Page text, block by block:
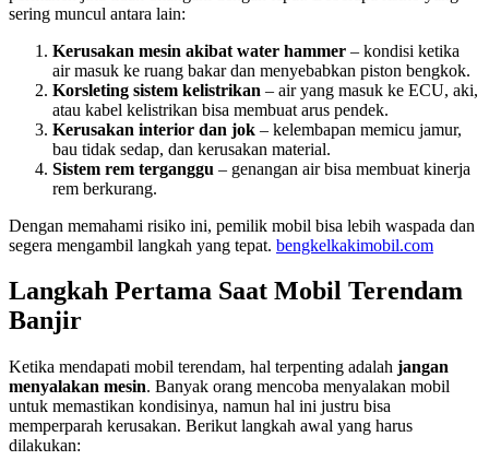
sering muncul antara lain:
Kerusakan mesin akibat water hammer – kondisi ketika
air masuk ke ruang bakar dan menyebabkan piston bengkok.
Korsleting sistem kelistrikan – air yang masuk ke ECU, aki,
atau kabel kelistrikan bisa membuat arus pendek.
Kerusakan interior dan jok – kelembapan memicu jamur,
bau tidak sedap, dan kerusakan material.
Sistem rem terganggu – genangan air bisa membuat kinerja
rem berkurang.
Dengan memahami risiko ini, pemilik mobil bisa lebih waspada dan
segera mengambil langkah yang tepat. bengkelkakimobil.com
Langkah Pertama Saat Mobil Terendam
Banjir
Ketika mendapati mobil terendam, hal terpenting adalah jangan
menyalakan mesin. Banyak orang mencoba menyalakan mobil
untuk memastikan kondisinya, namun hal ini justru bisa
memperparah kerusakan. Berikut langkah awal yang harus
dilakukan: